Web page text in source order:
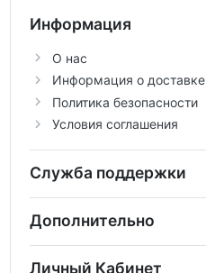
Информация
О нас
Информация о доставке
Политика безопасности
Условия соглашения
Служба поддержки
Дополнительно
Личный Кабинет